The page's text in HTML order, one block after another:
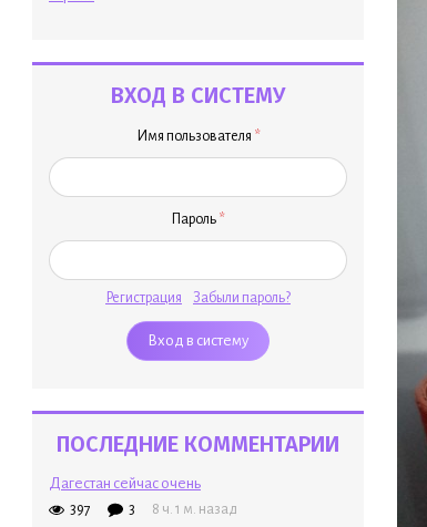
ВХОД В СИСТЕМУ
Имя пользователя *
Пароль *
Регистрация Забыли пароль?
ПОСЛЕДНИЕ КОММЕНТАРИИ
Дагестан сейчас очень
397 3 8 ч. 1 м. назад